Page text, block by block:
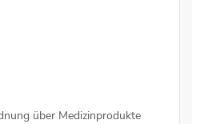
über Medizinprodukte